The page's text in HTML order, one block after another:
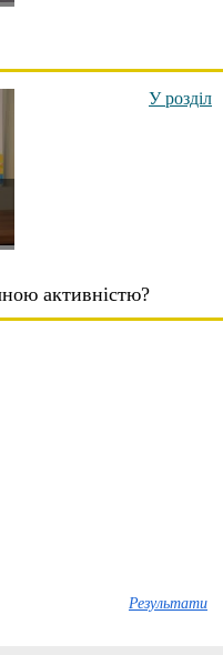
У розділ
активністю?
Результати